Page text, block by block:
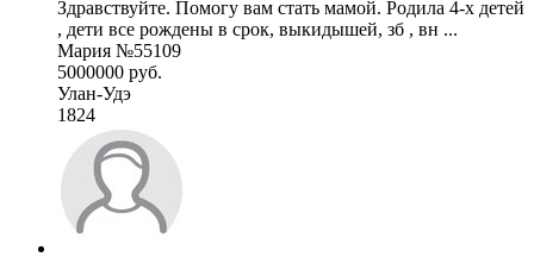
Здравствуйте. Помогу вам стать мамой. Родила 4-х детей
, дети все рождены в срок, выкидышей, зб , вн ...
Мария №55109
5000000 руб.
Улан-Удэ
1824